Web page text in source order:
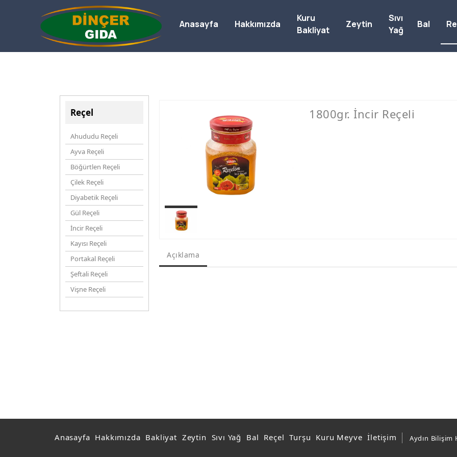
Reçel
Ahududu Reçeli
Ayva Reçeli
Böğürtlen Reçeli
Çilek Reçeli
Diyabetik Reçeli
Gül Reçeli
İncir Reçeli
Kayısı Reçeli
Portakal Reçeli
Şeftali Reçeli
Vişne Reçeli
1800gr. İncir Reçeli
Açıklama
Anasayfa Hakkımızda
Kuru
Bakliyat
Zeytin
Sıvı
Yağ
Bal
Anasayfa Hakkımızda Bakliyat Zeytin Sıvı Yağ Bal Reçel Turşu Kuru Meyve İletişim Aydın Bilişim